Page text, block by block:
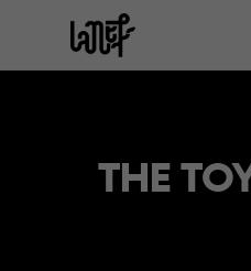
main
THE